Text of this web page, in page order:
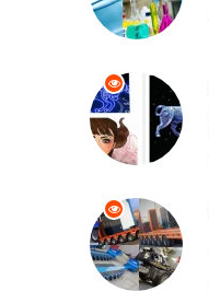
Mobilya
Finans
Aksesuar
Astroloji
Sigorta